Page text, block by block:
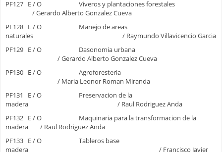
PF127 E / O Viveros y plantaciones forestales
/ Gerardo Alberto Gonzalez Cueva
PF128 E / O Manejo de areas
naturales / Raymundo Villavicencio Garcia
PF129 E / O Dasonomia urbana
/ Gerardo Alberto Gonzalez Cueva
PF130 E / O Agroforesteria
/ Maria Leonor Roman Miranda
PF131 E / O Preservacion de la
madera / Raul Rodriguez Anda
PF132 E / O Maquinaria para la transformacion de la
madera / Raul Rodriguez Anda
PF133 E / O Tableros base
madera / Francisco Javier